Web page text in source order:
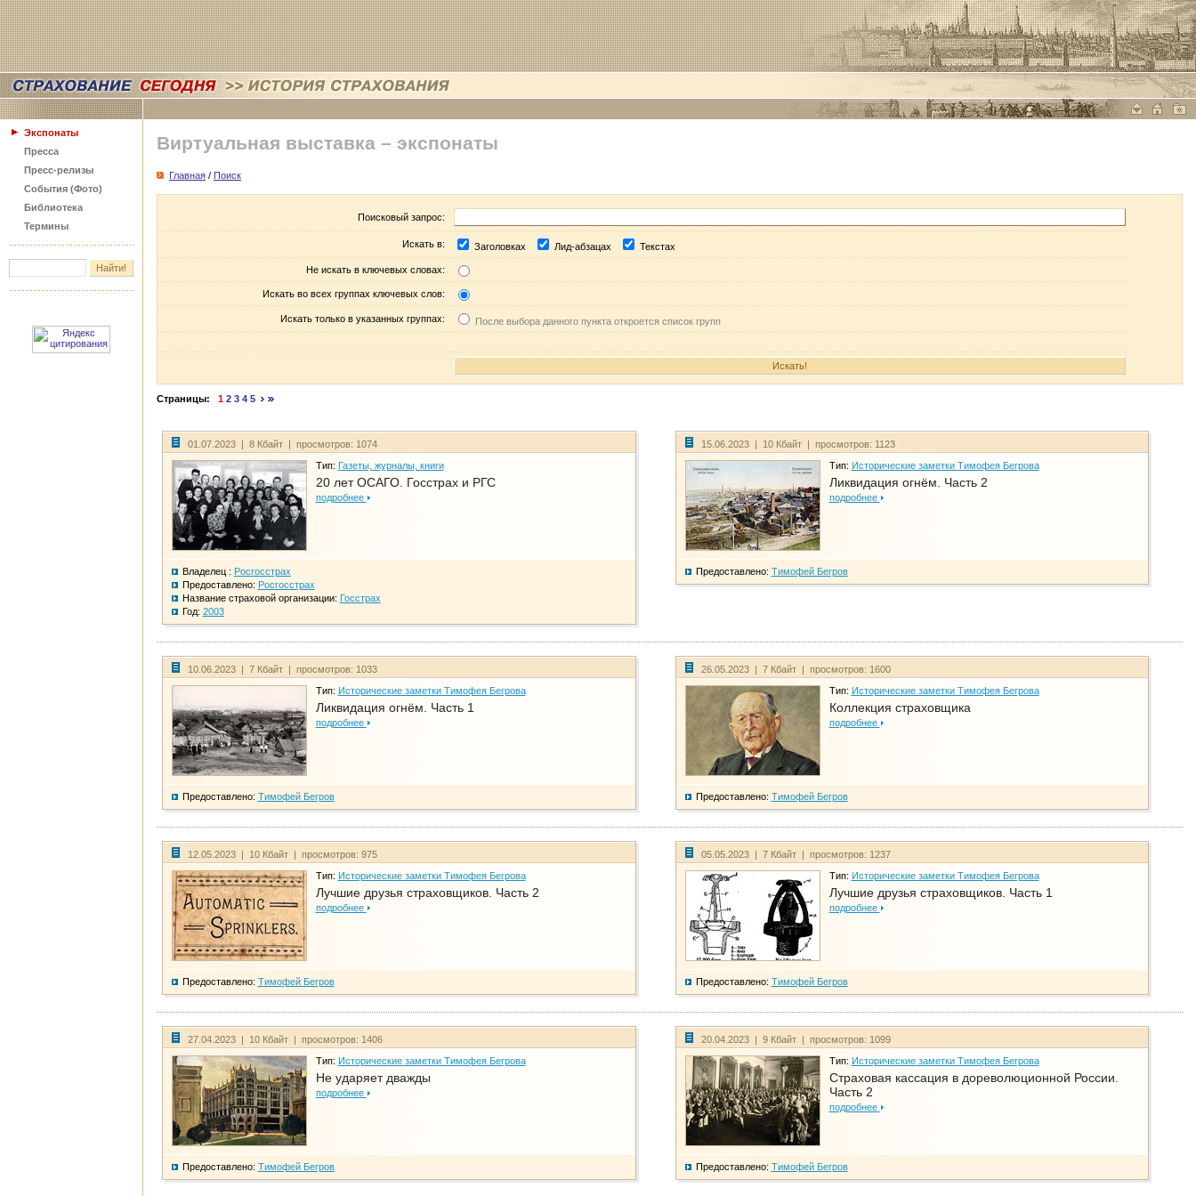
Экспонаты
Пресса
Пресс-релизы
События (Фото)
Библиотека
Термины
Виртуальная выставка – экспонаты
Главная / Поиск
Поисковый запрос:
Искать в: Заголовках Лид-абзацах Текстах
Не искать в ключевых словах:
Искать во всех группах ключевых слов:
Искать только в указанных группах: После выбора данного пункта откроется список групп
Страницы: 1 2 3 4 5
01.07.2023 | 8 Кбайт | просмотров: 1074
Тип: Газеты, журналы, книги
20 лет ОСАГО. Госстрах и РГС
подробнее
Владелец : Росгосстрах
Предоставлено: Росгосстрах
Название страховой организации: Госстрах
Год: 2003
15.06.2023 | 10 Кбайт | просмотров: 1123
Тип: Исторические заметки Тимофея Бегрова
Ликвидация огнём. Часть 2
подробнее
Предоставлено: Тимофей Бегров
10.06.2023 | 7 Кбайт | просмотров: 1033
Тип: Исторические заметки Тимофея Бегрова
Ликвидация огнём. Часть 1
подробнее
Предоставлено: Тимофей Бегров
26.05.2023 | 7 Кбайт | просмотров: 1600
Тип: Исторические заметки Тимофея Бегрова
Коллекция страховщика
подробнее
Предоставлено: Тимофей Бегров
12.05.2023 | 10 Кбайт | просмотров: 975
Тип: Исторические заметки Тимофея Бегрова
Лучшие друзья страховщиков. Часть 2
подробнее
Предоставлено: Тимофей Бегров
05.05.2023 | 7 Кбайт | просмотров: 1237
Тип: Исторические заметки Тимофея Бегрова
Лучшие друзья страховщиков. Часть 1
подробнее
Предоставлено: Тимофей Бегров
27.04.2023 | 10 Кбайт | просмотров: 1406
Тип: Исторические заметки Тимофея Бегрова
Не ударяет дважды
подробнее
Предоставлено: Тимофей Бегров
20.04.2023 | 9 Кбайт | просмотров: 1099
Тип: Исторические заметки Тимофея Бегрова
Страховая кассация в дореволюционной России.
Часть 2
подробнее
Предоставлено: Тимофей Бегров